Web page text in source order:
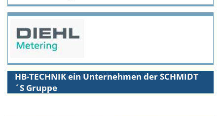
HB-TECHNIK ein Unternehmen der SCHMIDT
´S Gruppe